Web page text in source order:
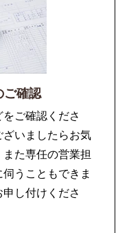
ご確認
ご確認くださ
いましたらお気
た専任の営業担
うこともできま
し付けくださ